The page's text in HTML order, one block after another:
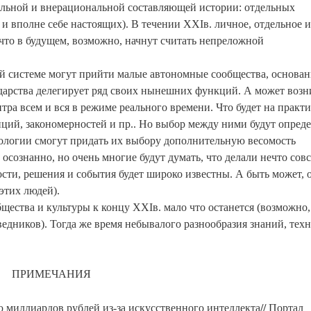
и внерациональной составляющей истории: отдельных
вполне себе настоящих). В течении XXIв. личное, отдельное и
в будущем, возможно, начнут считать непреложной
могут прийти малые автономные сообщества,
делегирует ряд своих нынешних функций. А может
всем и вся в режиме реального времени. Что будет на
закономерностей и пр.. Но выбор между ними будут
смогут придать их выбору дополнительную весомость
но очень многие будут думать, что делали нечто
решения и события будет широко известны. А быть может,
людей).
и культуры к концу XXIв. мало что останется (возможно,
Тогда же время небывалого разнообразия знаний,
ПРИМЕЧАНИЯ
рублей из-за искусственного интеллекта//Портал